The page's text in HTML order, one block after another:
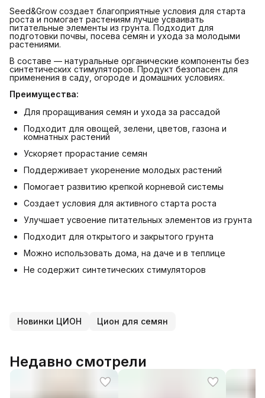
Seed&Grow создает благоприятные условия для старта
роста и помогает растениям лучше усваивать
питательные элементы из грунта. Подходит для
подготовки почвы, посева семян и ухода за молодыми
растениями.
В составе — натуральные органические компоненты без
синтетических стимуляторов. Продукт безопасен для
применения в саду, огороде и домашних условиях.
Преимущества:
Для проращивания семян и ухода за рассадой
Подходит для овощей, зелени, цветов, газона и
комнатных растений
Ускоряет прорастание семян
Поддерживает укоренение молодых растений
Помогает развитию крепкой корневой системы
Создает условия для активного старта роста
Улучшает усвоение питательных элементов из грунта
Подходит для открытого и закрытого грунта
Можно использовать дома, на даче и в теплице
Не содержит синтетических стимуляторов
Новинки ЦИОН Цион для семян
Недавно смотрели